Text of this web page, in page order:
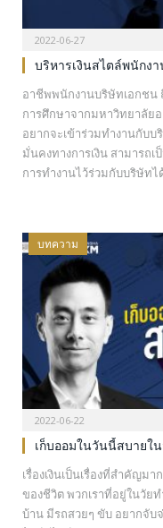
2022-06-27
บริหารเงินสไตล์พนักง
อาชีพพนักงานบริษัทเอกชน
การศึกษาจากมหาวิทยาลัย
อยากจะเข้าร่วมทำงานกับ
มั่นคงทางการเงิน สามารถ
การทำงานไว้ร่วมกับบริษัท
เอกชนนั้น อายุการทำงานส่
ครบอายุ 55 ปี…
บทความ
2022-06-22
เก็บออมในวันนี้สบายใ
เรื่องเงินเป็นเรื่องที่สำคัญม
ของชีวิต พวกเราที่อยู่ในวัย
บ้าน มีรถสวยๆ ขับ อยากจับ